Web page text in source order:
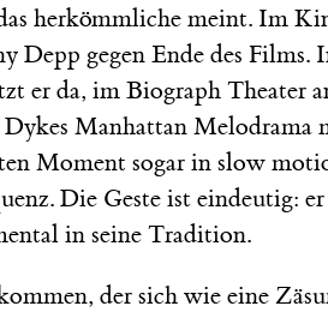
herkömmliche meint. Im
Depp gegen Ende des Films.
er da, im Biograph Theater
Manhattan Melodrama
Moment sogar in slow
Die Geste ist eindeutig:
in seine Tradition.
der sich wie eine